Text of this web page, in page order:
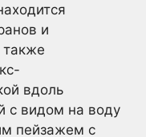
и
также
вдоль
с видом на воду
пейзажем с